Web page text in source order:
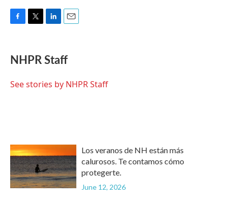
e
b
o
t
t
r
k
e
I
i
l
NHPR Staff
See stories by NHPR Staff
Los veranos de NH están más
calurosos. Te contamos cómo
protegerte.
June 12, 2026